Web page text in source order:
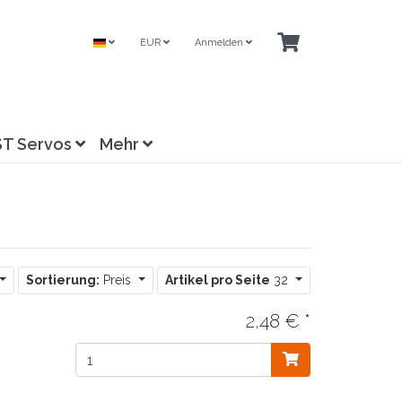
EUR Anmelden
Servos Mehr
Sortierung: Preis Artikel pro Seite 32
2,48 € *